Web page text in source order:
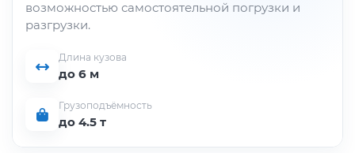
возможностью самостоятельной погрузки и
разгрузки.
Длина кузова
до 6 м
Грузоподъёмность
до 4.5 т